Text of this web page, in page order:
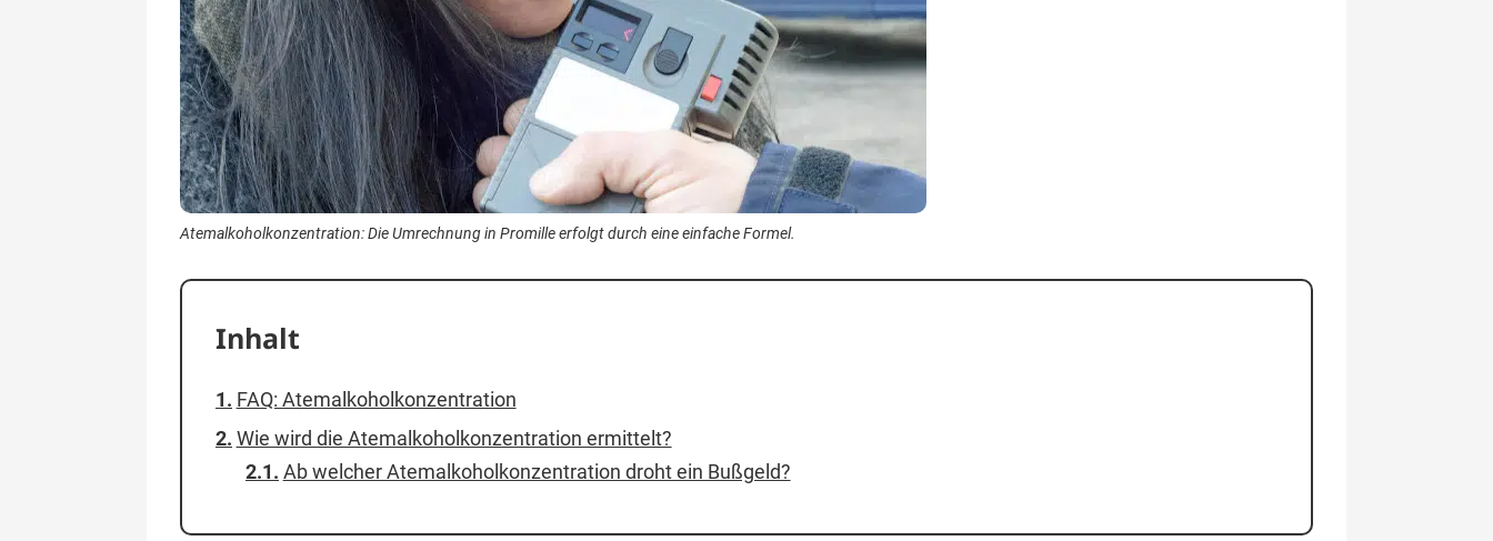
Atemalkoholkonzentration: Die Umrechnung in Promille erfolgt durch eine einfache Formel.
Inhalt
FAQ: Atemalkoholkonzentration
Wie wird die Atemalkoholkonzentration ermittelt?
Ab welcher Atemalkoholkonzentration droht ein Bußgeld?